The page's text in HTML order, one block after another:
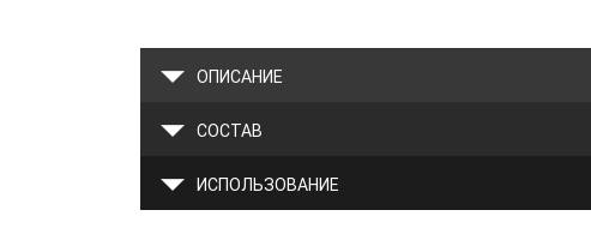
ОПИСАНИЕ
СОСТАВ
ИСПОЛЬЗОВАНИЕ